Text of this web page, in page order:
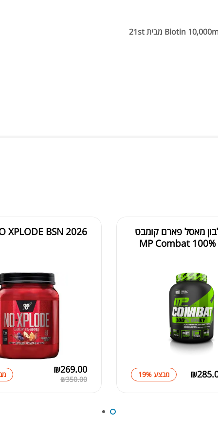
רוצים ליהנות משיער מלא, ציפורניים חזקות ועור בריא? נסו את Biotin 10,000mcg מבית 21st
מאסל פארם קומבט
₪ מבצע 19%
XPLODE BSN 2026
₪350.00
₪269.00